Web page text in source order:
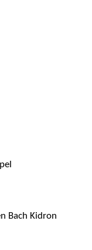
Bach Kidron